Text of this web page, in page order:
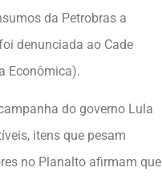
da Petrobras a
denunciada ao Cade
Econômica).
do governo Lula
itens que pesam
no Planalto afirmam que